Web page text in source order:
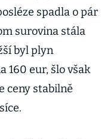
spadla o pár
surovina stála
byl plyn
160 eur, šlo však
ceny stabilně